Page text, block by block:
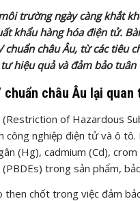
trường ngày càng khắt
khẩu hàng hóa điện tử.
chuẩn châu Âu, từ các tiêu
hiệu quả và đảm bảo
châu Âu lại quan
of Hazardous
nghiệp điện tử và ô
(Hg), cadmium (Cd),
trong sản phẩm,
chốt trong việc đảm